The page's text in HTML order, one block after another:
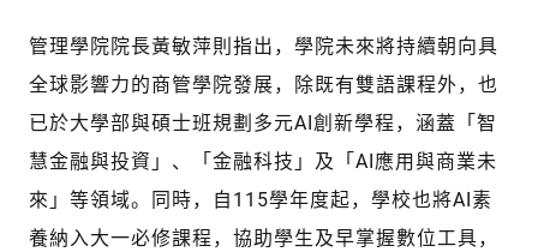
管理學院院長黃敏萍則指出，學院未來將持續朝向具
全球影響力的商管學院發展，除既有雙語課程外，也
已於大學部與碩士班規劃多元AI創新學程，涵蓋「智
慧金融與投資」、「金融科技」及「AI應用與商業未
來」等領域。同時，自115學年度起，學校也將AI素
養納入大一必修課程，協助學生及早掌握數位工具，